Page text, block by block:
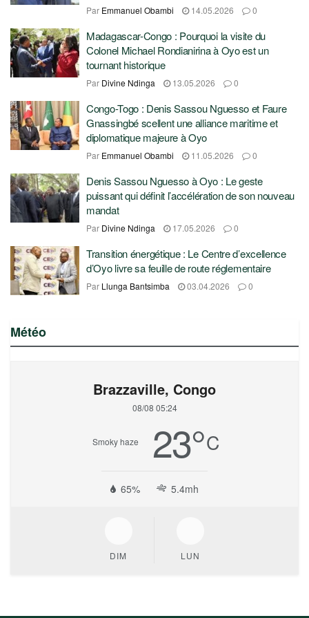
Par Emmanuel Obambi 14.05.2026 0
Madagascar-Congo : Pourquoi la visite du
Colonel Michael Rondianirina à Oyo est un
tournant historique
Par Divine Ndinga 13.05.2026 0
Congo-Togo : Denis Sassou Nguesso et Faure
Gnassingbé scellent une alliance maritime et
diplomatique majeure à Oyo
Par Emmanuel Obambi 11.05.2026 0
Denis Sassou Nguesso à Oyo : Le geste
puissant qui définit l’accélération de son nouveau
mandat
Par Divine Ndinga 17.05.2026 0
Transition énergétique : Le Centre d’excellence
d’Oyo livre sa feuille de route réglementaire
Par Llunga Bantsimba 03.04.2026 0
Météo
Brazzaville, Congo
08/08 05:24
Smoky haze 23°C
65% 5.4mh
DIM LUN